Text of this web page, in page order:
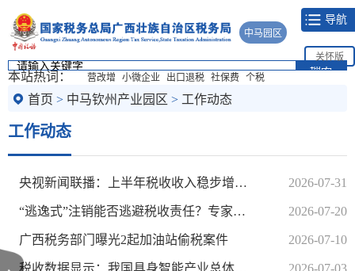
中马园区
导航
关怀版
本站热词： 营改增 小微企业 出口退税 社保费 个税
首页 > 中马钦州产业园区 > 工作动态
工作动态
2026-07-31
央视新闻联播：上半年税收收入稳步增长 新质生产力发展成效明显
2026-07-20
“逃逸式”注销能否逃避税收责任？专家解读：不能！
2026-07-10
广西税务部门曝光2起加油站偷税案件